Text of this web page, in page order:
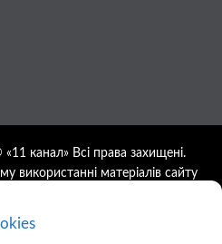
канал» Всі права захищені.
використанні матеріалів сайту